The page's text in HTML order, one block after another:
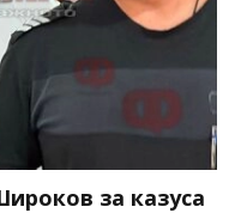
за казуса